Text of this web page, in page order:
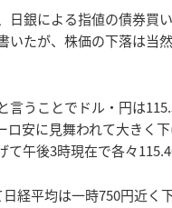
日銀による指値の債券買
たが、株価の下落は当
うことでドル・円は
安に見舞われて大きく
午後3時現在で各々
経平均は一時750円近く